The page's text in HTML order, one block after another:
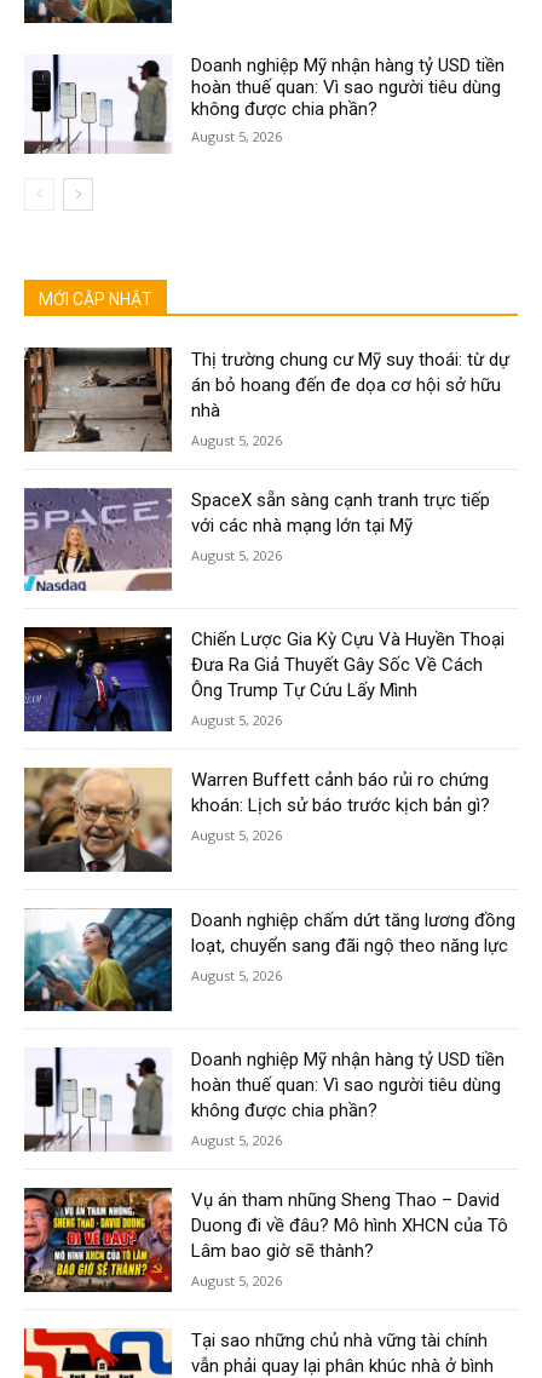
Doanh nghiệp Mỹ nhận hàng tỷ USD tiền
hoàn thuế quan: Vì sao người tiêu dùng
không được chia phần?
August 5, 2026
MỚI CẬP NHẬT
Thị trường chung cư Mỹ suy thoái: từ dự
án bỏ hoang đến đe dọa cơ hội sở hữu
nhà
August 5, 2026
SpaceX sẵn sàng cạnh tranh trực tiếp
với các nhà mạng lớn tại Mỹ
August 5, 2026
Chiến Lược Gia Kỳ Cựu Và Huyền Thoại
Đưa Ra Giả Thuyết Gây Sốc Về Cách
Ông Trump Tự Cứu Lấy Mình
August 5, 2026
Warren Buffett cảnh báo rủi ro chứng
khoán: Lịch sử báo trước kịch bản gì?
August 5, 2026
Doanh nghiệp chấm dứt tăng lương đồng
loạt, chuyển sang đãi ngộ theo năng lực
August 5, 2026
Doanh nghiệp Mỹ nhận hàng tỷ USD tiền
hoàn thuế quan: Vì sao người tiêu dùng
không được chia phần?
August 5, 2026
Vụ án tham nhũng Sheng Thao – David
Duong đi về đâu? Mô hình XHCN của Tô
Lâm bao giờ sẽ thành?
August 5, 2026
Tại sao những chủ nhà vững tài chính
vẫn phải quay lại phân khúc nhà ở bình